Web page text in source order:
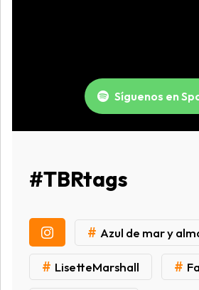
Síguenos en
#TBRtags
# Azul de mar y
# LisetteMarshall #